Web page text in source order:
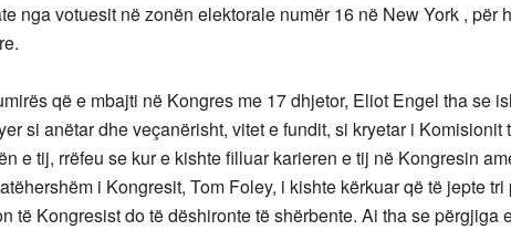
nga votuesit në zonën elektorale numër 16 në New York , për
që e mbajti në Kongres me 17 dhjetor, Eliot Engel tha se
si anëtar dhe veçanërisht, vitet e fundit, si kryetar i Komisionit
e tij, rrëfeu se kur e kishte filluar karieren e tij në Kongresin
i Kongresit, Tom Foley, i kishte kërkuar që të jepte tri
të Kongresist do të dëshironte të shërbente. Ai tha se përgjiga